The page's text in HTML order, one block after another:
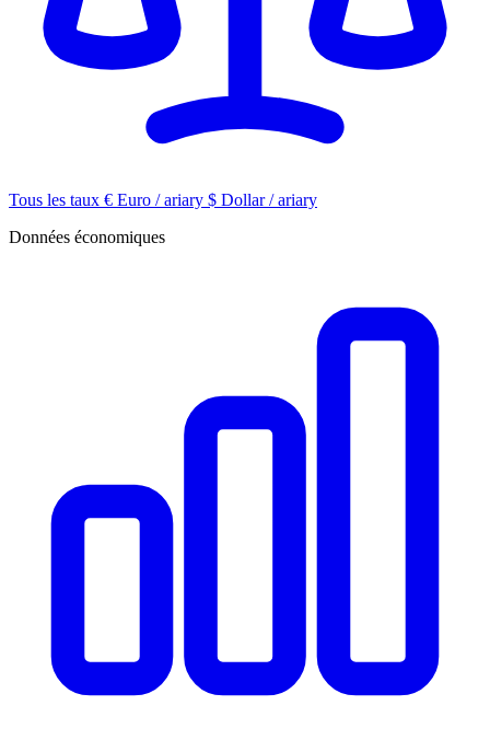
Tous les taux € Euro / ariary $ Dollar / ariary
Données économiques